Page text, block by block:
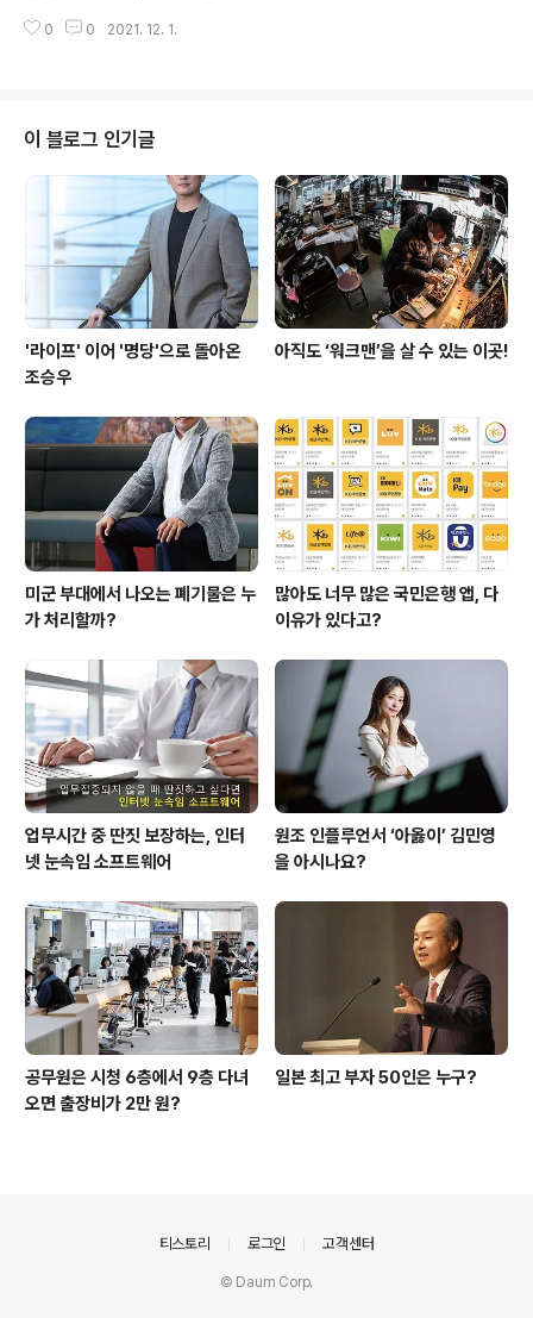
오일남(오영수)와 힘든 게임 과정에서 서로를 도와왔다. 하
실제 신한PWM 브랜드가 처음 선보인 2011년 이전까지
위상은 지금까지 유효해요. 이에 더해 신한PWM은 복합금
융 리딩은행으로서 서비스 차별화 및 고도화에도 한발 앞
서나가고 있어요. “신한PWM분당센터의 경우 지역적 특
성상 고령 고객 비중이 높고, 광역을 담당하는 센터답게 경
기 남부 소재 기업 CEO 고객 비중이 높습니다. 고객들의
관심사가 다양해 증여·상속 등..
0 0 2021. 12. 1.
이 블로그 인기글
'라이프' 이어 '명당'으로 돌아온
조승우
아직도 ‘워크맨’을 살 수 있는 이곳!
미군 부대에서 나오는 폐기물은 누
가 처리할까?
많아도 너무 많은 국민은행 앱, 다
이유가 있다고?
업무시간 중 딴짓 보장하는, 인터
넷 눈속임 소프트웨어
원조 인플루언서 ‘아옳이’ 김민영
을 아시나요?
공무원은 시청 6층에서 9층 다녀
오면 출장비가 2만 원?
일본 최고 부자 50인은 누구?
티스토리 로그인 고객센터
© Daum Corp.